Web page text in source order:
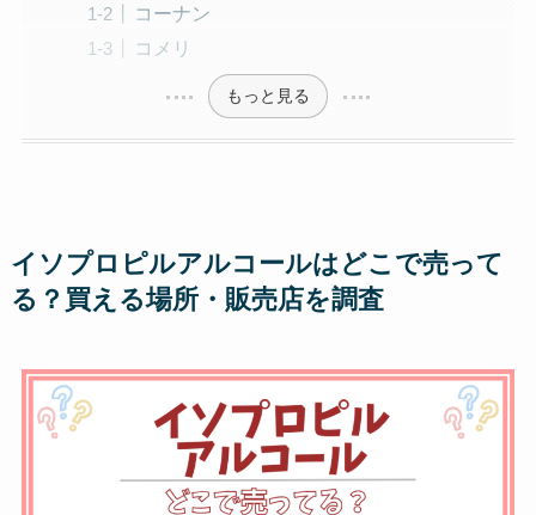
コーナン
コメリ
もっと見る
イソプロピルアルコールはどこで売って
る？買える場所・販売店を調査